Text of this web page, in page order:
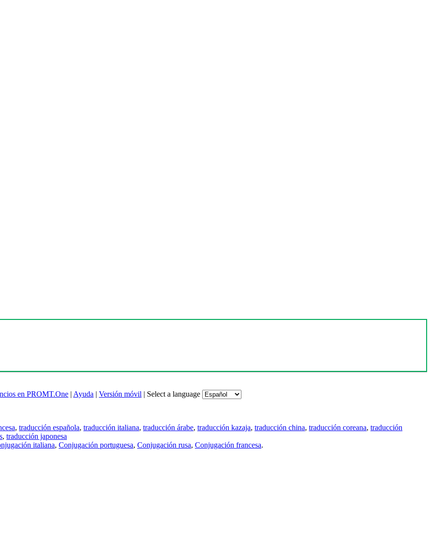
en PROMT.One | Ayuda | Versión móvil | Select a language
, traducción española, traducción italiana, traducción árabe, traducción kazaja, traducción china, traducción coreana, traducción
, traducción japonesa
italiana, Conjugación portuguesa, Conjugación rusa, Conjugación francesa.